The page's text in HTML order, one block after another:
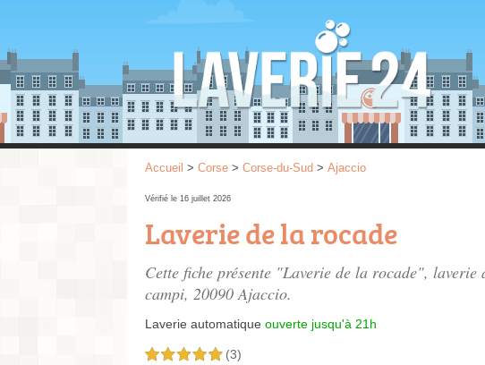
Accueil > Corse > Corse-du-Sud > Ajaccio
Vérifié le 16 juillet 2026
Laverie de la rocade
Cette fiche présente "Laverie de la rocade", laverie
campi, 20090 Ajaccio.
Laverie automatique ouverte jusqu'à 21h
5,0 étoiles sur 5 (3)